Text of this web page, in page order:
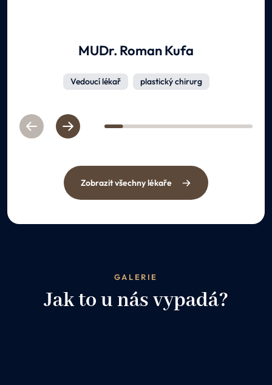
MUDr. Roman Kufa
Vedoucí lékař plastický chirurg
PreviousNext 1 2 3 4 5 6 7 8
Zobrazit všechny lékaře
GALERIE
Jak to u nás vypadá?